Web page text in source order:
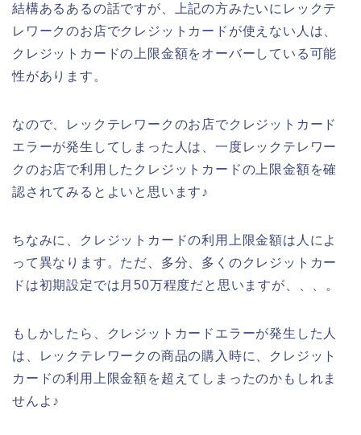
結構あるあるの話ですが、上記の方みたいにレックテ
レワークのお店でクレジットカードが使えない人は、
クレジットカードの上限金額をオーバーしている可能
性があります。
なので、レックテレワークのお店でクレジットカード
エラーが発生してしまった人は、一度レックテレワー
クのお店で利用したクレジットカードの上限金額を確
認されてみるとよいと思います♪
ちなみに、クレジットカードの利用上限金額は人によ
って異なります。ただ、多分、多くのクレジットカー
ドは初期設定では月50万程度だと思いますが、、、。
もしかしたら、クレジットカードエラーが発生した人
は、レックテレワークの商品の購入時に、クレジット
カードの利用上限金額を超えてしまったのかもしれま
せんよ♪